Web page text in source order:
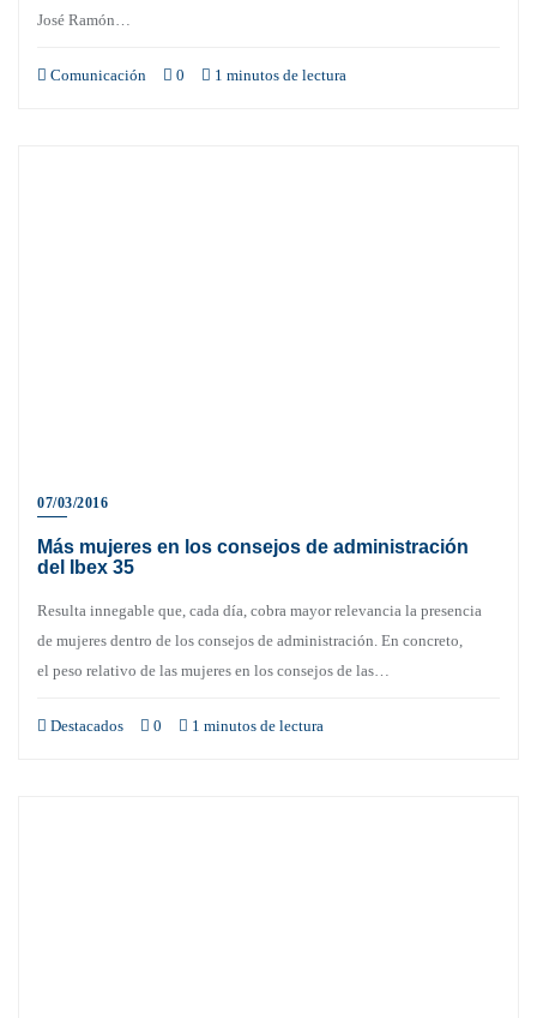
José Ramón…
Comunicación 0 1 minutos de lectura
07/03/2016
Más mujeres en los consejos de administración
del Ibex 35
Resulta innegable que, cada día, cobra mayor relevancia la presencia
de mujeres dentro de los consejos de administración. En concreto,
el peso relativo de las mujeres en los consejos de las…
Destacados 0 1 minutos de lectura